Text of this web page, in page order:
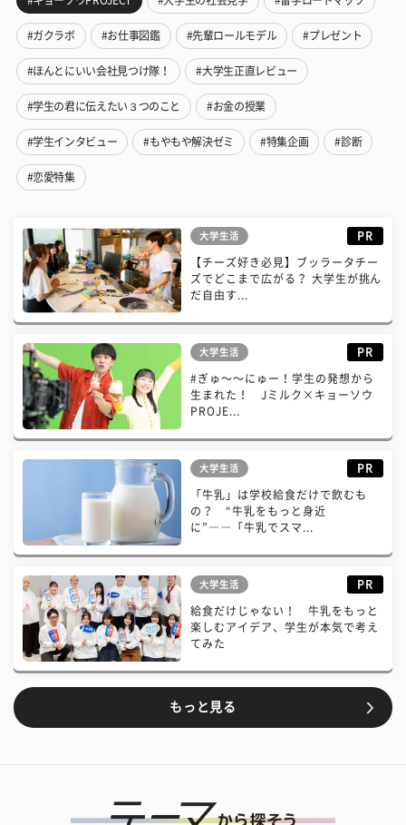
#ガクラボ #お仕事図鑑 #先輩ロールモデル #プレゼント
#ほんとにいい会社見つけ隊！ #大学生正直レビュー
#学生の君に伝えたい３つのこと #お金の授業
#学生インタビュー #もやもや解決ゼミ #特集企画 #診断
#恋愛特集
大学生活 PR
【チーズ好き必見】ブッラータチー
ズでどこまで広がる？ 大学生が挑ん
だ自由す...
大学生活 PR
#ぎゅ〜〜にゅー！学生の発想から
生まれた！ Jミルク×キョーソウ
PROJE...
大学生活 PR
「牛乳」は学校給食だけで飲むも
の？ “牛乳をもっと身近
に”――「牛乳でスマ...
大学生活 PR
給食だけじゃない！ 牛乳をもっと
楽しむアイデア、学生が本気で考え
てみた
もっと見る